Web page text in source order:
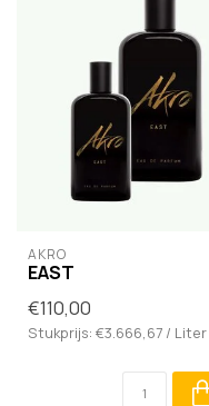
AKRO
EAST
€110,00
Stukprijs: €3.666,67 / Liter